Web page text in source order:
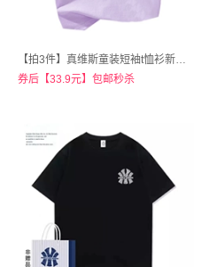
【拍3件】真维斯童装短袖t恤衫新款休闲
券后【33.9元】包邮秒杀